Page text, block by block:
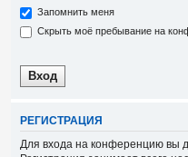
Запомнить меня
Скрыть моё пребывание на
РЕГИСТРАЦИЯ
Для входа на конференцию вы